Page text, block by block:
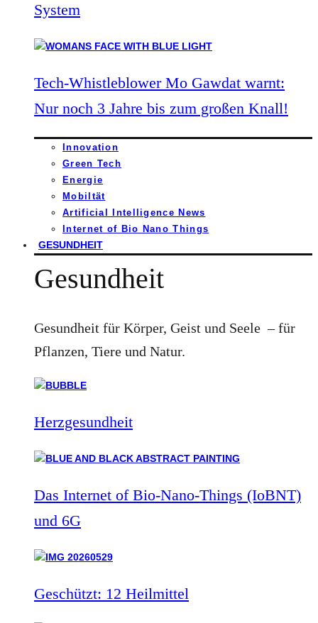
System
Tech-Whistleblower Mo Gawdat warnt:
Nur noch 3 Jahre bis zum großen Knall!
Innovation
Green Tech
Energie
Mobiltät
Artificial Intelligence News
Internet of Bio Nano Things
GESUNDHEIT
Gesundheit
Gesundheit für Körper, Geist und Seele – für
Pflanzen, Tiere und Natur.
Herzgesundheit
Das Internet of Bio-Nano-Things (IoBNT)
und 6G
Geschützt: 12 Heilmittel